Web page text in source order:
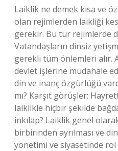
Laiklik ne demek kısa ve
olan rejimlerden laikliği
gerekir. Bu tür rejimlerde
Vatandaşların dinsiz
gerekli tüm önlemleri alır.
devlet işlerine müdahale
din ve inanç özgürlüğü
mı? Karşıt görüşler:
laiklikle hiçbir şekilde
inkılap? Laiklik genel
birbirinden ayrılması ve
yönetimi ve siyasetinde rol